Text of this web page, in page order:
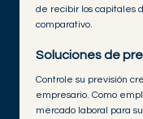
de recibir los capitales
comparativo.
Soluciones de
Controle su previsión
empresario. Como
mercado laboral para